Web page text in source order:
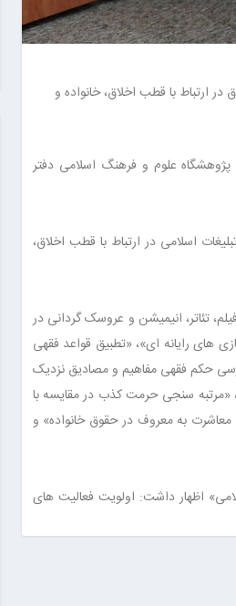
با قطب اخلاق، خانواده و
علوم و فرهنگ اسلامی دفتر
اسلامی در ارتباط با قطب اخلاق،
تولید فیلم، تئاتر، انیمیشن و عروسک گردانی در
های رایانه ای»، «تطبیق قواعد فقهی
حکم فقهی مفاهیم و مصادیق نزدیک
سنجی حرمت کذب در مقایسه با
به معروف در حقوق خانواده» و
اظهار داشت: اولویت فعالیت ‌های